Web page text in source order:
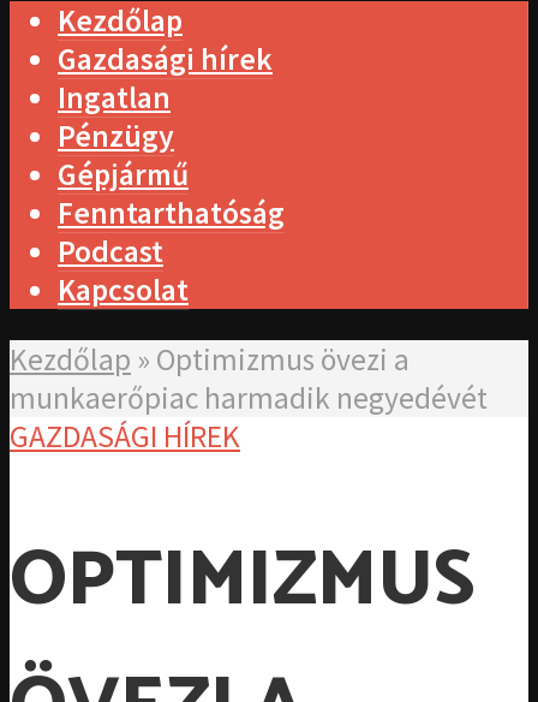
Kezdőlap
Gazdasági hírek
Ingatlan
Pénzügy
Gépjármű
Fenntarthatóság
Podcast
Kapcsolat
Kezdőlap » Optimizmus övezi a
munkaerőpiac harmadik negyedévét
GAZDASÁGI HÍREK
OPTIMIZMUS